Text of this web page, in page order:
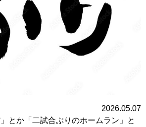
2026.05.07
とか「二試合ぶりのホームラン」と